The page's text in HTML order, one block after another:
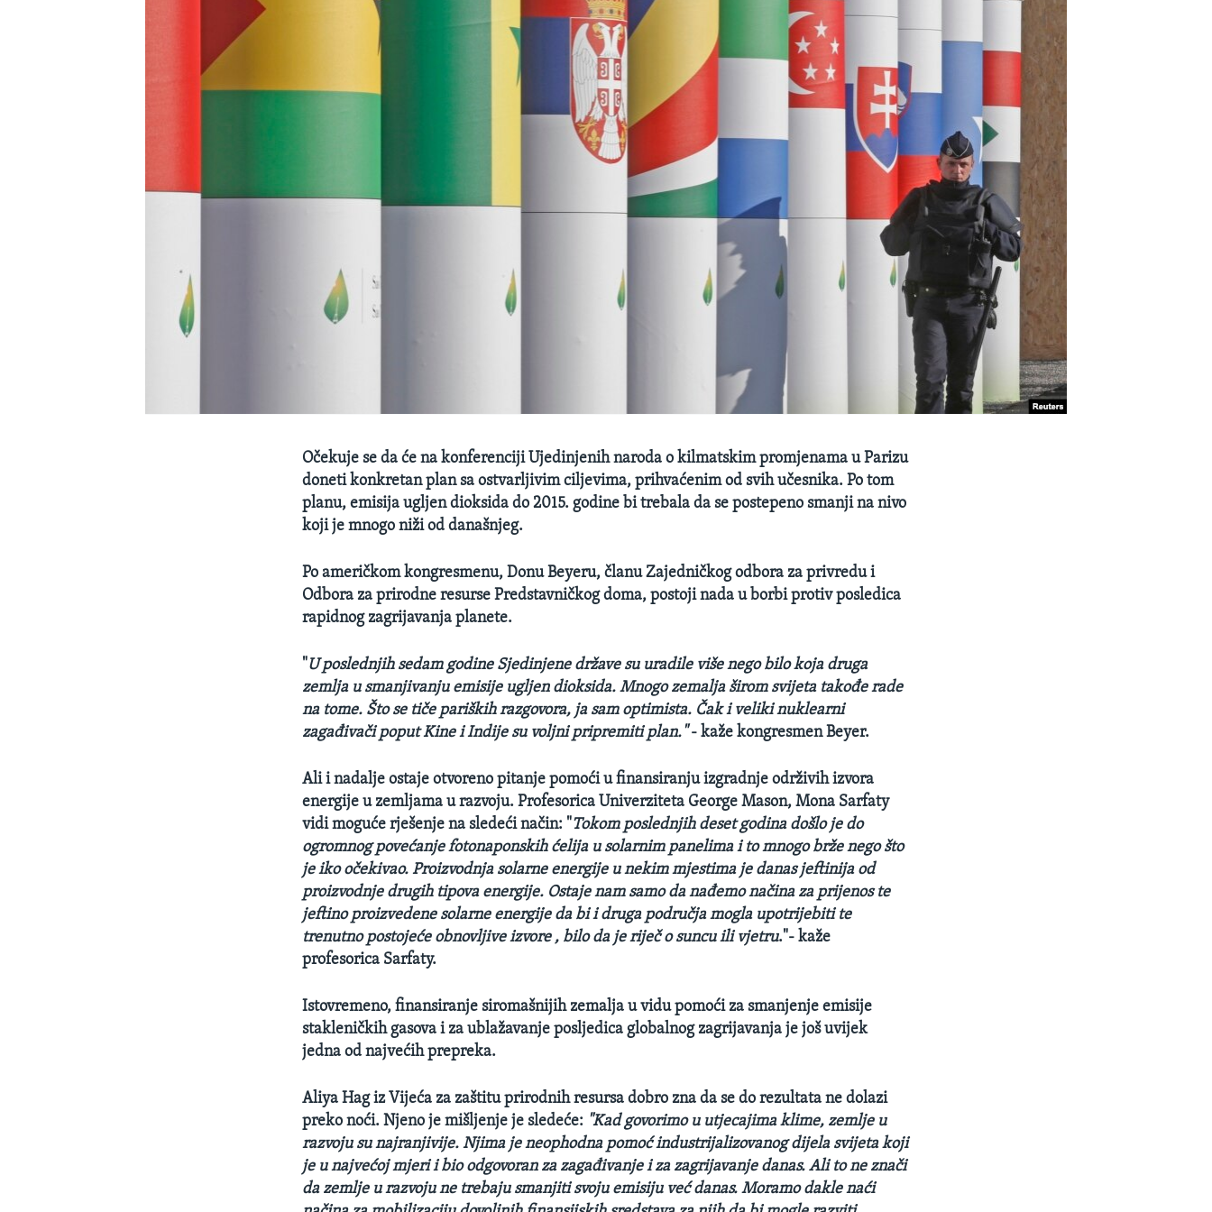
Očekuje se da će na konferenciji Ujedinjenih naroda o kilmatskim promjenama u Parizu
doneti konkretan plan sa ostvarljivim ciljevima, prihvaćenim od svih učesnika. Po tom
planu, emisija ugljen dioksida do 2015. godine bi trebala da se postepeno smanji na nivo
koji je mnogo niži od današnjeg.
Po američkom kongresmenu, Donu Beyeru, članu Zajedničkog odbora za privredu i
Odbora za prirodne resurse Predstavničkog doma, postoji nada u borbi protiv posledica
rapidnog zagrijavanja planete.
"U poslednjih sedam godine Sjedinjene države su uradile više nego bilo koja druga
zemlja u smanjivanju emisije ugljen dioksida. Mnogo zemalja širom svijeta takođe rade
na tome. Što se tiče pariških razgovora, ja sam optimista. Čak i veliki nuklearni
zagađivači poput Kine i Indije su voljni pripremiti plan."- kaže kongresmen Beyer.
Ali i nadalje ostaje otvoreno pitanje pomoći u finansiranju izgradnje održivih izvora
energije u zemljama u razvoju. Profesorica Univerziteta George Mason, Mona Sarfaty
vidi moguće rješenje na sledeći način: "Tokom poslednjih deset godina došlo je do
ogromnog povećanje fotonaponskih ćelija u solarnim panelima i to mnogo brže nego što
je iko očekivao. Proizvodnja solarne energije u nekim mjestima je danas jeftinija od
proizvodnje drugih tipova energije. Ostaje nam samo da nađemo načina za prijenos te
jeftino proizvedene solarne energije da bi i druga područja mogla upotrijebiti te
trenutno postojeće obnovljive izvore , bilo da je riječ o suncu ili vjetru."- kaže
profesorica Sarfaty.
Istovremeno, finansiranje siromašnijih zemalja u vidu pomoći za smanjenje emisije
stakleničkih gasova i za ublažavanje posljedica globalnog zagrijavanja je još uvijek
jedna od najvećih prepreka.
Aliya Hag iz Vijeća za zaštitu prirodnih resursa dobro zna da se do rezultata ne dolazi
preko noći. Njeno je mišljenje je sledeće: "Kad govorimo u utjecajima klime, zemlje u
razvoju su najranjivije. Njima je neophodna pomoć industrijalizovanog dijela svijeta koji
je u najvećoj mjeri i bio odgovoran za zagađivanje i za zagrijavanje danas. Ali to ne znači
da zemlje u razvoju ne trebaju smanjiti svoju emisiju već danas. Moramo dakle naći